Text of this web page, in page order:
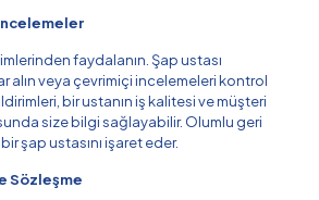
faydalanın. Şap ustası
alın veya çevrimiçi incelemeleri kontrol
bir ustanın iş kalitesi ve müşteri
size bilgi sağlayabilir. Olumlu geri
şap ustasını işaret eder.
Sözleşme